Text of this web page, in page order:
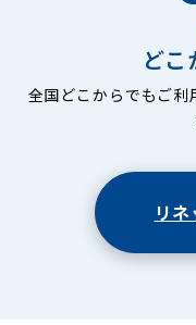
どこ
全国どこからでもご
リ